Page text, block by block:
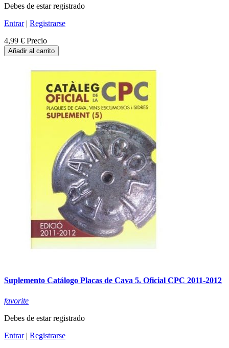
Debes de estar registrado
Entrar| Registrarse
4,99 € Precio
Añadir al carrito
Suplemento Catálogo Placas de Cava 5. Oficial CPC 2011-2012
favorite
Debes de estar registrado
Entrar| Registrarse